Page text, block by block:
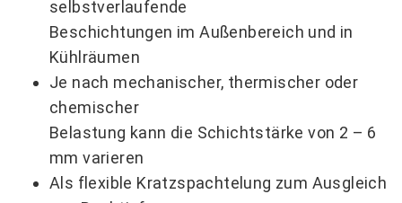
selbstverlaufende
Beschichtungen im Außenbereich und in
Kühlräumen
Je nach mechanischer, thermischer oder
chemischer
Belastung kann die Schichtstärke von 2 – 6
mm varieren
Als flexible Kratzspachtelung zum Ausgleich